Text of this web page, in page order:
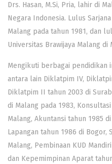
Drs. Hasan, M.Si, Pria, lahir di
Negara Indonesia. Lulus
Malang pada tahun 1981, dan
Universitas Brawijaya Malang di
Mengikuti berbagai pendidikan
antara lain Diklatpim IV,
Diklatpim II tahun 2003 di
di Malang pada 1983,
Malang, Akuntansi tahun 1985
Lapangan tahun 1986 di Bogor,
Malang, Pembinaan KUD
dan Kepemimpinan Aparat